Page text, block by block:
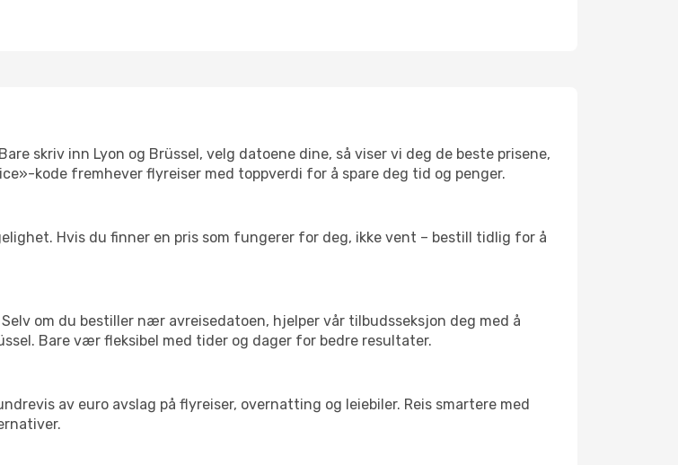
skriv inn Lyon og Brüssel, velg datoene dine, så viser vi deg de beste prisene,
kode fremhever flyreiser med toppverdi for å spare deg tid og penger.
Hvis du finner en pris som fungerer for deg, ikke vent – bestill tidlig for å
om du bestiller nær avreisedatoen, hjelper vår tilbudsseksjon deg med å
Bare vær fleksibel med tider og dager for bedre resultater.
av euro avslag på flyreiser, overnatting og leiebiler. Reis smartere med